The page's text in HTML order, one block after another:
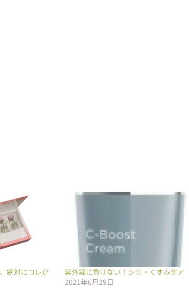
絶対にコレが
紫外線に負けない！シミ・くすみケア
2021年6月29日